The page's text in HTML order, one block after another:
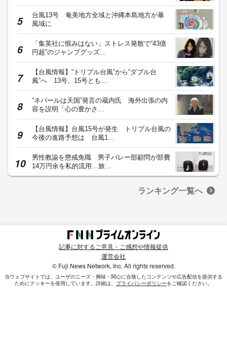
台風13号 奄美地方全域と沖縄本島地方が暴
風域に
「集英社に恨みはない」ストレス発散で“43億
円超”のジャンプグッズ…
【台風情報】“トリプル台風”から“ダブル台
風”へ 13号、15号とも…
“ネパールは天国”発言の蔵内氏 海外出張の内
容を説明「心の豊かさ…
【台風情報】台風15号が発生 トリプル台風の
今後の進路予想は 台風1…
男性教諭を懲戒免職 男子バレー部顧問が部費
14万円余を私的流用…旅…
ランキング一覧へ
記事に対するご意見・ご感想や情報提供
運営会社
© Fuji News Network, Inc. All rights reserved.
当ウェブサイトでは、ユーザのニーズ・興味・関⼼に合致したコンテンツや広告配信を提供する
ためにクッキーを使⽤しています。詳細は、 プライバシーポリシーをご確認ください。